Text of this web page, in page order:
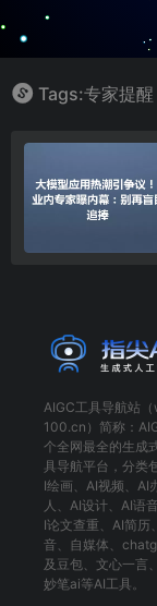
Tags:专家提醒
AIGC工具导航站
100.cn）简称：
个全网最全的生成
具导航平台，分类
I绘画 、 AI视频 、 AI
人 、 AI设计、 AI语
I论文查重 、 AI简历 、
音、 自媒体 、
及 豆包、 文心一言 、
妙笔ai等AI工具。